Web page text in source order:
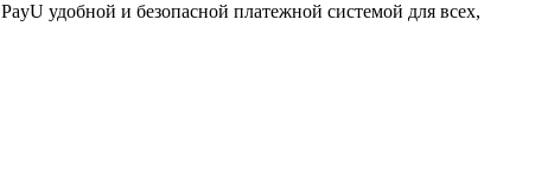
удобной и безопасной платежной системой для всех,